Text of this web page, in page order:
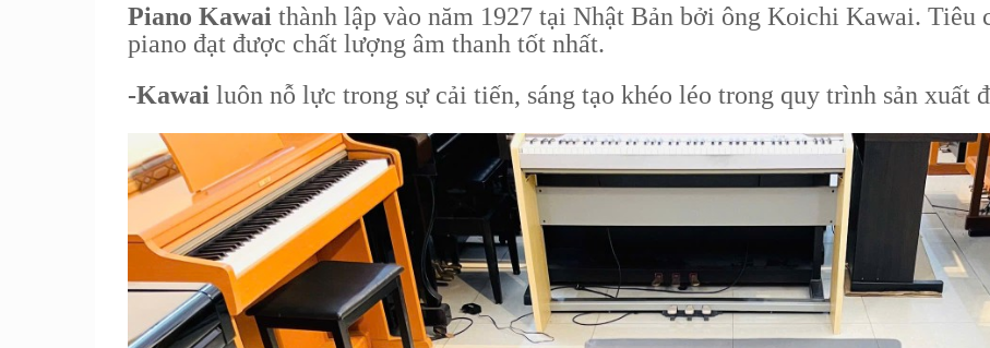
Piano Kawai thành lập vào năm 1927 tại Nhật Bản bởi ông Koichi Kawai. Tiêu
piano đạt được chất lượng âm thanh tốt nhất.
-Kawai luôn nỗ lực trong sự cải tiến, sáng tạo khéo léo trong quy trình sản xuất